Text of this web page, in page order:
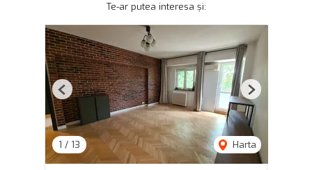
Te-ar putea interesa și:
1 / 13 Harta
Previous Next